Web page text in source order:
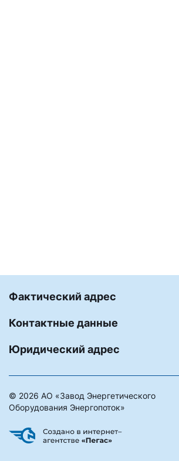
Фактический адрес
Контактные данные
Юридический адрес
© 2026 АО «Завод Энергетического
Оборудования Энергопоток»